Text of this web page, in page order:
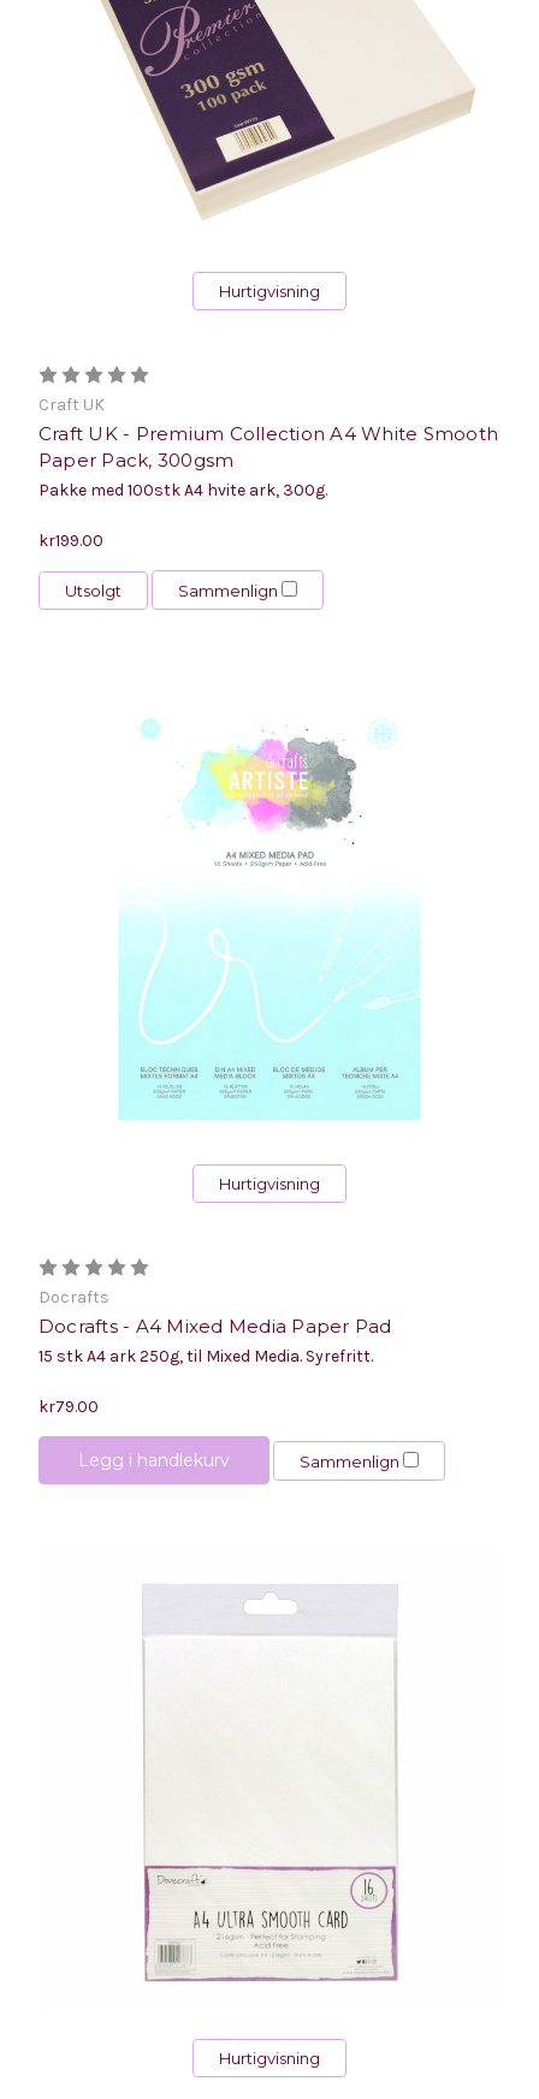
Hurtigvisning
Craft UK
Craft UK - Premium Collection A4 White Smooth
Paper Pack, 300gsm
Pakke med 100stk A4 hvite ark, 300g.
kr199.00
Utsolgt Sammenlign
Hurtigvisning
Docrafts
Docrafts - A4 Mixed Media Paper Pad
15 stk A4 ark 250g, til Mixed Media. Syrefritt.
kr79.00
Legg i handlekurv Sammenlign
Hurtigvisning